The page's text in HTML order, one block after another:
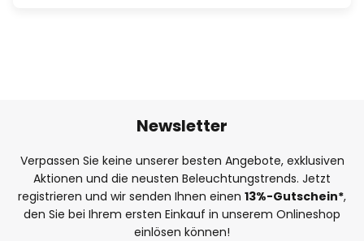
Newsletter
Verpassen Sie keine unserer besten Angebote, exklusiven
Aktionen und die neusten Beleuchtungstrends. Jetzt
registrieren und wir senden Ihnen einen 13%-Gutschein*,
den Sie bei Ihrem ersten Einkauf in unserem Onlineshop
einlösen können!